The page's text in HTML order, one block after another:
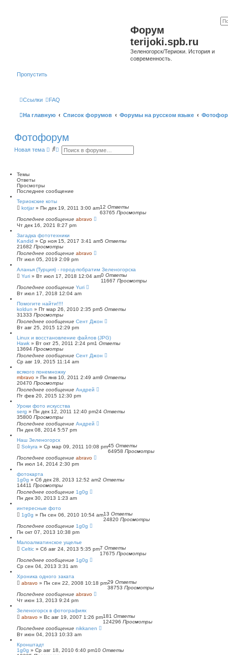
Форум
terijoki.spb.ru
Зеленогорск/Териоки. История и
современность.
Пропустить
Ссылки FAQ
На главную Список форумов Форумы на русском языке
Фотофорум
Новая тема
П Р
н
й
о
и
с
к
Темы
Ответы
Просмотры
Последнее сообщение
Териокские коты
kotjar» Пн дек 19, 2011 3:00 am12 Ответы
63765 Просмотры
Последнее сообщение abravo
Чт дек 16, 2021 8:27 pm
Загадка фототехники
Kandid » Ср ноя 15, 2017 3:41 am5 Ответы
21682 Просмотры
Последнее сообщение abravo
Пт июл 05, 2019 2:09 pm
Аланья (Турция) - город-побратим Зеленогорска
Yuri » Вт июл 17, 2018 12:04 am0 Ответы
11667 Просмотры
Последнее сообщение Yuri
Вт июл 17, 2018 12:04 am
Помогите найти!!!!
koldun » Пт мар 26, 2010 2:35 pm5 Ответы
31333 Просмотры
Последнее сообщение Сент Джон
Вт авг 25, 2015 12:29 pm
Linux и восстановление файлов (JPG)
Hawk » Вт окт 25, 2011 2:24 pm1 Ответы
13694 Просмотры
Последнее сообщение Сент Джон
Ср авг 19, 2015 11:14 am
всякого понемножку
mbravo » Пн янв 10, 2011 2:49 am9 Ответы
20470 Просмотры
Последнее сообщение Андрей
Пт фев 20, 2015 12:30 pm
Уроки фото искусства
serg » Пн дек 12, 2011 12:40 pm24 Ответы
35800 Просмотры
Последнее сообщение Андрей
Пн дек 08, 2014 5:57 pm
Наш Зеленогорск
Sokyra » Ср мар 09, 2011 10:08 pm45 Ответы
64958 Просмотры
Последнее сообщение abravo
Пн июл 14, 2014 2:30 pm
фотокарта
1g0g » Сб дек 28, 2013 12:52 am2 Ответы
14411 Просмотры
Последнее сообщение 1g0g
Пн дек 30, 2013 1:23 am
интересные фото
1g0g » Пн сен 06, 2010 10:54 am13 Ответы
24820 Просмотры
Последнее сообщение 1g0g
Пн окт 07, 2013 10:38 pm
Малоалматинское ущелье
Celtic » Сб авг 24, 2013 5:35 pm7 Ответы
17675 Просмотры
Последнее сообщение 1g0g
Ср сен 04, 2013 3:31 am
Хроника одного заката
abravo » Пн сен 22, 2008 10:18 pm29 Ответы
38753 Просмотры
Последнее сообщение abravo
Чт июн 13, 2013 9:24 pm
Зеленогорск в фотографиях
abravo » Вс авг 19, 2007 1:26 pm181 Ответы
124296 Просмотры
Последнее сообщение nikkanen
Вт июн 04, 2013 10:33 am
Кронштадт
1g0g » Ср авг 18, 2010 6:40 pm10 Ответы